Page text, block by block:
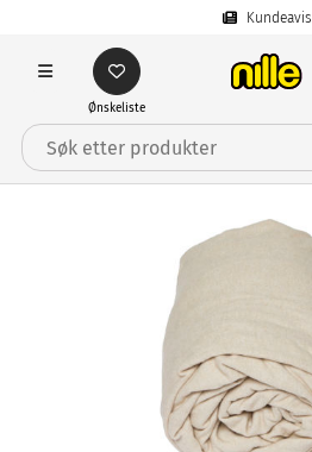
Kundeavis
Ønskeliste